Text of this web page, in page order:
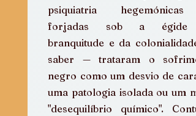
psiquiatria
forjadas sob a égide
branquitude e da
saber — trataram o
negro como um desvio de
uma patologia isolada ou um
"desequilíbrio químico".